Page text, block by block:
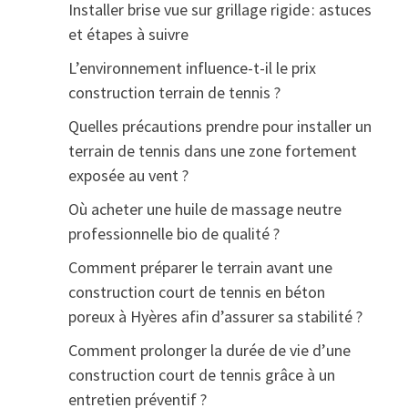
Installer brise vue sur grillage rigide : astuces
et étapes à suivre
L’environnement influence-t-il le prix
construction terrain de tennis ?
Quelles précautions prendre pour installer un
terrain de tennis dans une zone fortement
exposée au vent ?
Où acheter une huile de massage neutre
professionnelle bio de qualité ?
Comment préparer le terrain avant une
construction court de tennis en béton
poreux à Hyères afin d’assurer sa stabilité ?
Comment prolonger la durée de vie d’une
construction court de tennis grâce à un
entretien préventif ?